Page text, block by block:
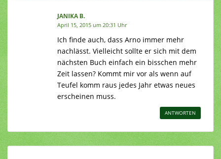
JANIKA B.
April 15, 2015 um 20:31 Uhr
Ich finde auch, dass Arno immer mehr
nachlässt. Vielleicht sollte er sich mit dem
nächsten Buch einfach ein bisschen mehr
Zeit lassen? Kommt mir vor als wenn auf
Teufel komm raus jedes Jahr etwas neues
erscheinen muss.
ANTWORTEN